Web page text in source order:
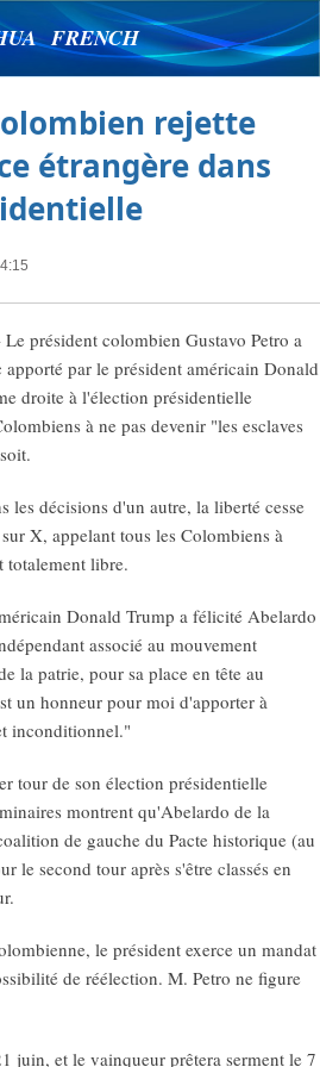
FRENCH
rejette
étrangère dans
président colombien Gustavo Petro a
par le président américain Donald
droite à l'élection présidentielle
à ne pas devenir "les esclaves
les décisions d'un autre, la liberté cesse
X, appelant tous les Colombiens à
totalement libre.
Donald Trump a félicité Abelardo
associé au mouvement
la patrie, pour sa place en tête au
un honneur pour moi d'apporter à
inconditionnel."
tour de son élection présidentielle
montrent qu'Abelardo de la
de gauche du Pacte historique (au
le second tour après s'être classés en
le président exerce un mandat
de réélection. M. Petro ne figure
juin, et le vainqueur prêtera serment le 7